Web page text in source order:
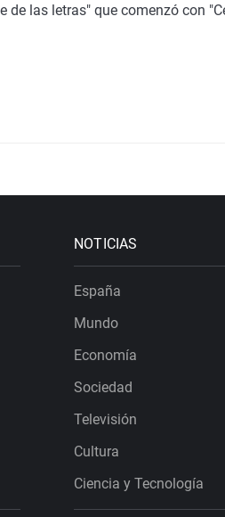
de las letras" que comenzó con
NOTICIAS
España
Mundo
Economía
Sociedad
Televisión
Cultura
Ciencia y Tecnología